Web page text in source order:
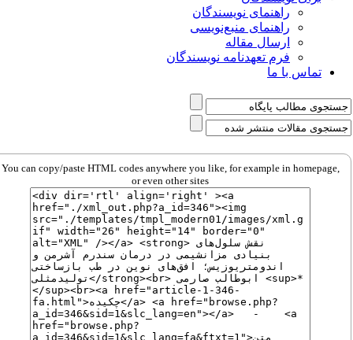
راهنمای نویسندگان
راهنمای منبع‌نویسی
ارسال مقاله
فرم تعهدنامه نویسندگان
تماس با ما
You can copy/paste HTML codes anywhere you like, for example in homepage,
or even other sites